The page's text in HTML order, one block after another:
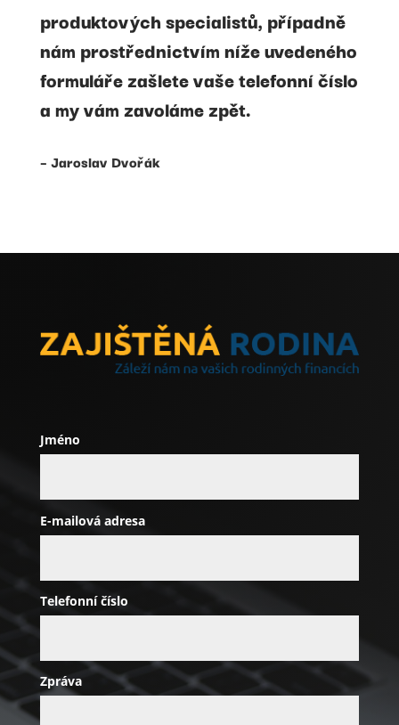
produktových specialistů, případně
nám prostřednictvím níže uvedeného
formuláře zašlete vaše telefonní číslo
a my vám zavoláme zpět.
– Jaroslav Dvořák
Jméno
E-mailová adresa
Telefonní číslo
Zpráva